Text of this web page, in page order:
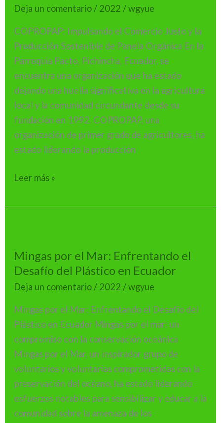
Deja un comentario / 2022 /wgyue
COPROPAP: Impulsando el Comercio Justo y la
Producción Sostenible de Panela Orgánica En la
Parroquia Pacto, Pichincha, Ecuador, se
encuentra una organización que ha estado
dejando una huella significativa en la agricultura
local y la comunidad circundante desde su
fundación en 1992. COPROPAP, una
organización de primer grado de agricultores, ha
estado liderando la producción
y
Producción
Sostenible
de
Panela
Orgánica
Leer más »
Mingas por el Mar: Enfrentando el
Desafío del Plástico en Ecuador
Deja un comentario / 2022 /wgyue
Mingas por el Mar: Enfrentando el Desafío del
Plástico en Ecuador Mingas por el mar: un
compromiso con la conservación oceánica
Mingas por el Mar, un inspirador grupo de
voluntarios y voluntarias comprometidas con la
preservación del océano, ha estado liderando
esfuerzos notables para sensibilizar y educar a la
comunidad sobre la amenaza de los
el
Mar:
Enfrentando
Desafío
del
Plástico
en
Ecuador